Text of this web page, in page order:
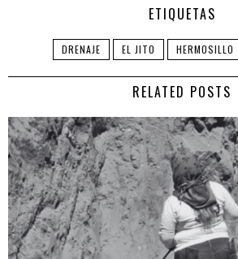
ETIQUETAS
DRENAJE EL JITO HERMOSILLO
RELATED POSTS